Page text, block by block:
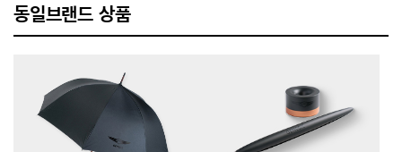
동일브랜드 상품